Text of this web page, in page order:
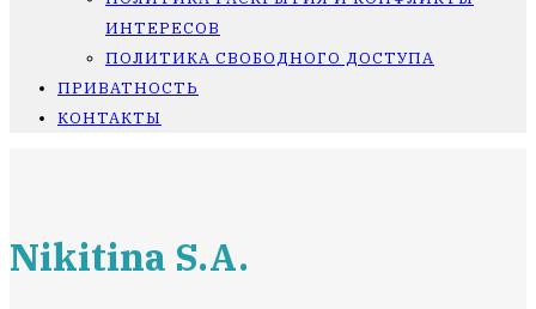
ИНТЕРЕСОВ
ПОЛИТИКА СВОБОДНОГО ДОСТУПА
ПРИВАТНОСТЬ
КОНТАКТЫ
Nikitina S.A.